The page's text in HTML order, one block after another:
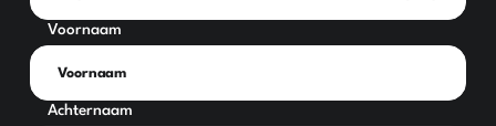
Voornaam
Achternaam